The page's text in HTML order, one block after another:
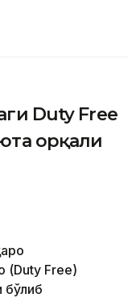
Duty Free
орқали
(Duty Free)
бўлиб